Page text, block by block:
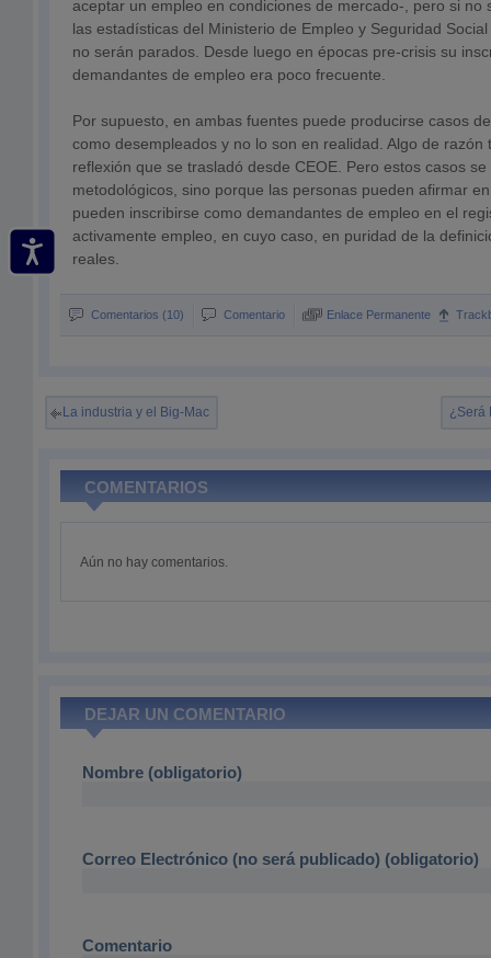
aceptar un empleo en condiciones de mercado-, pero si no
las estadísticas del Ministerio de Empleo y Seguridad
no serán parados. Desde luego en épocas pre-crisis su
demandantes de empleo era poco frecuente.
Por supuesto, en ambas fuentes puede producirse casos
como desempleados y no lo son en realidad. Algo de razón
reflexión que se trasladó desde CEOE. Pero estos casos
metodológicos, sino porque las personas pueden afirmar
pueden inscribirse como demandantes de empleo en el
activamente empleo, en cuyo caso, en puridad de la
reales.
Comentarios (10) Comentario Enlace Permanente
La industria y el Big-Mac ¿Será
COMENTARIOS
Aún no hay comentarios.
DEJAR UN COMENTARIO
Nombre (obligatorio)
Correo Electrónico (no será publicado) (obligatorio)
Comentario